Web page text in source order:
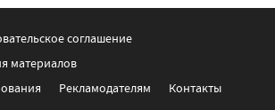
соглашение
материалов
Рекламодателям Контакты